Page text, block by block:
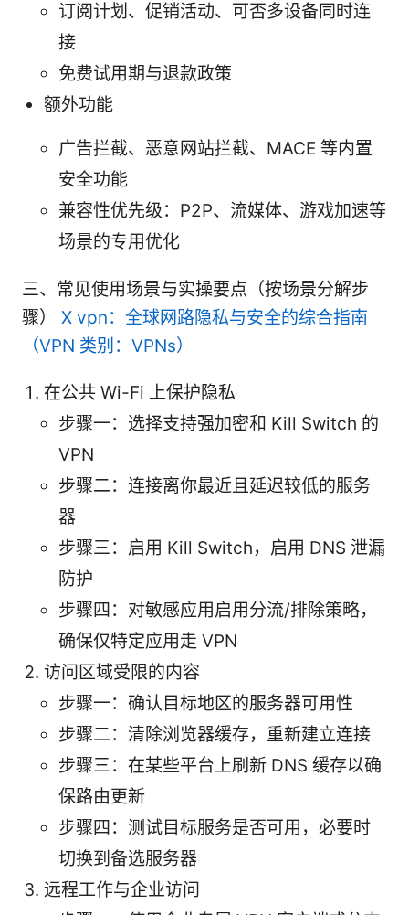
订阅计划、促销活动、可否多设备同时连
接
免费试用期与退款政策
额外功能
广告拦截、恶意网站拦截、MACE 等内置
安全功能
兼容性优先级：P2P、流媒体、游戏加速等
场景的专用优化
三、常见使用场景与实操要点（按场景分解步
骤） X vpn：全球网路隐私与安全的综合指南
（VPN 类别：VPNs）
在公共 Wi-Fi 上保护隐私
步骤一：选择支持强加密和 Kill Switch 的
VPN
步骤二：连接离你最近且延迟较低的服务
器
步骤三：启用 Kill Switch，启用 DNS 泄漏
防护
步骤四：对敏感应用启用分流/排除策略，
确保仅特定应用走 VPN
访问区域受限的内容
步骤一：确认目标地区的服务器可用性
步骤二：清除浏览器缓存，重新建立连接
步骤三：在某些平台上刷新 DNS 缓存以确
保路由更新
步骤四：测试目标服务是否可用，必要时
切换到备选服务器
远程工作与企业访问